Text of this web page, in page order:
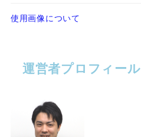
使用画像について
運営者プロフィール